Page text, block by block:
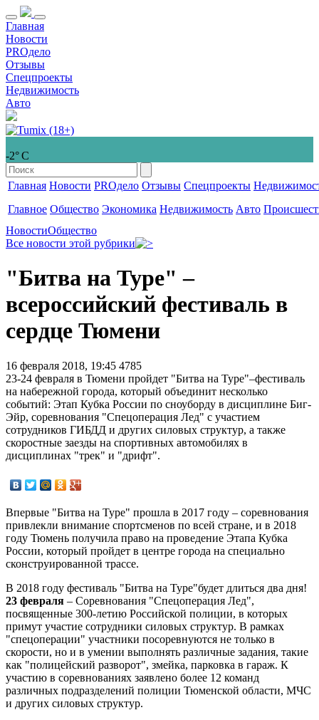
Главная
Новости
PROдело
Отзывы
Спецпроекты
Недвижимость
Авто
-2° С
Главная Новости PROдело Отзывы Спецпроекты
Главное Общество Экономика Недвижимость Авто
НовостиОбщество
Все новости этой рубрики
"Битва на Туре" –
всероссийский фестиваль в
сердце Тюмени
16 февраля 2018, 19:45 4785
23-24 февраля в Тюмени пройдет "Битва на Туре"–фестиваль
на набережной города, который объединит несколько
событий: Этап Кубка России по сноуборду в дисциплине Биг-
Эйр, соревнования "Спецоперация Лед" с участием
сотрудников ГИБДД и других силовых структур, а также
скоростные заезды на спортивных автомобилях в
дисциплинах "трек" и "дрифт".
Впервые "Битва на Туре" прошла в 2017 году – соревнования
привлекли внимание спортсменов по всей стране, и в 2018
году Тюмень получила право на проведение Этапа Кубка
России, который пройдет в центре города на специально
сконструированной трассе.
В 2018 году фестиваль "Битва на Туре"будет длиться два дня!
23 февраля – Соревнования "Спецоперация Лед",
посвященные 300-летию Российской полиции, в которых
примут участие сотрудники силовых структур. В рамках
"спецоперации" участники посоревнуются не только в
скорости, но и в умении выполнять различные задания, такие
как "полицейский разворот", змейка, парковка в гараж. К
участию в соревнованиях заявлено более 12 команд
различных подразделений полиции Тюменской области, МЧС
и других силовых структур.